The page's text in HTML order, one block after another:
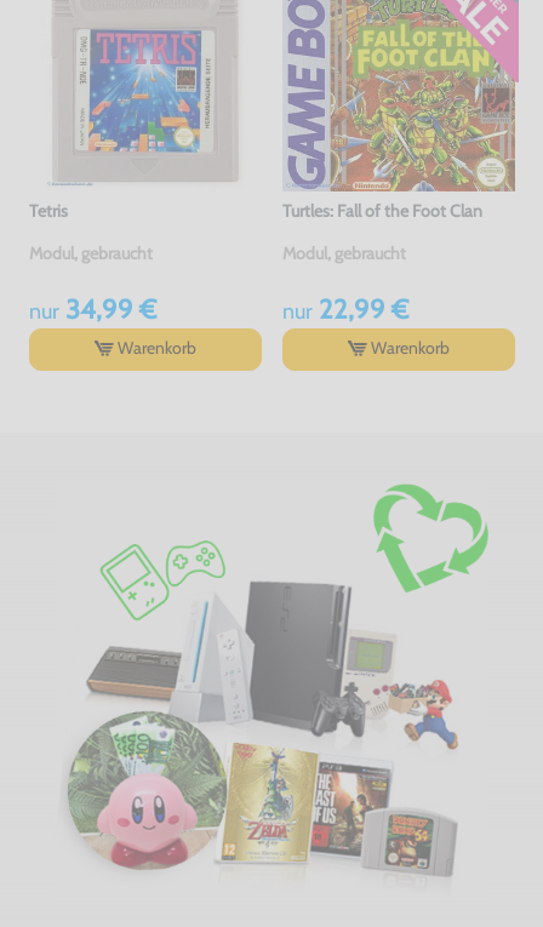
Tetris
Modul, gebraucht
nur34,99 €
Warenkorb
Turtles: Fall of the Foot Clan
Modul, gebraucht
nur22,99 €
Warenkorb